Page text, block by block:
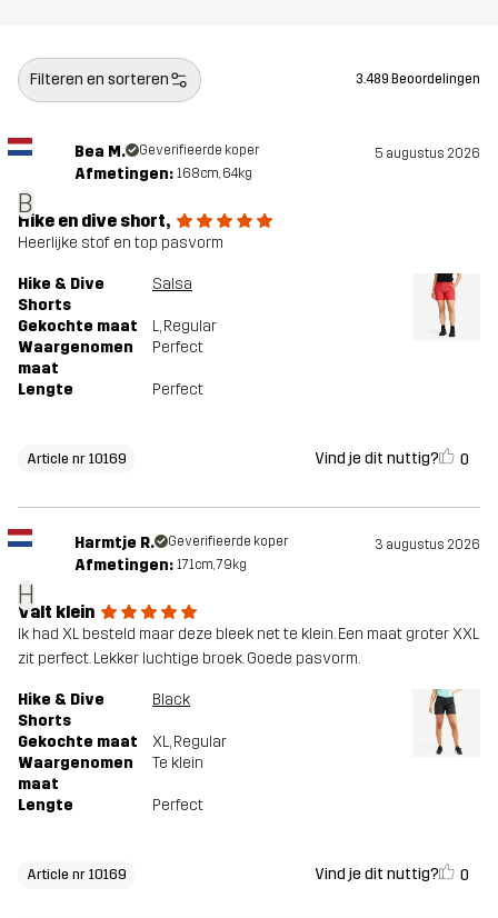
Filteren en sorteren 3.489 Beoordelingen
B
Bea M. Geverifieerde koper 5 augustus 2026
Afmetingen: 168cm, 64kg
Hike en dive short,
Heerlijke stof en top pasvorm
Hike & Dive
Shorts
Salsa
Gekochte maat L, Regular
Waargenomen
maat
Perfect
Lengte Perfect
Article nr 10169 Vind je dit nuttig? 0
H
Harmtje R. Geverifieerde koper 3 augustus 2026
Afmetingen: 171cm, 79kg
Valt klein
Ik had XL besteld maar deze bleek net te klein. Een maat groter XXL
zit perfect. Lekker luchtige broek. Goede pasvorm.
Hike & Dive
Shorts
Black
Gekochte maat XL, Regular
Waargenomen
maat
Te klein
Lengte Perfect
Article nr 10169 Vind je dit nuttig? 0